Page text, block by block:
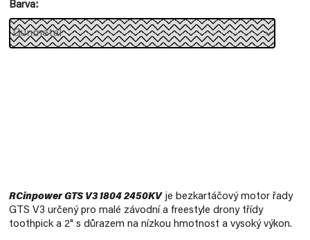
Barva
RCinpower GTS V3 1804 2450KVje bezkartáčový motor řady
GTS V3 určený pro malé závodní a freestyle drony třídy
toothpick a 2" s důrazem na nízkou hmotnost a vysoký výkon.